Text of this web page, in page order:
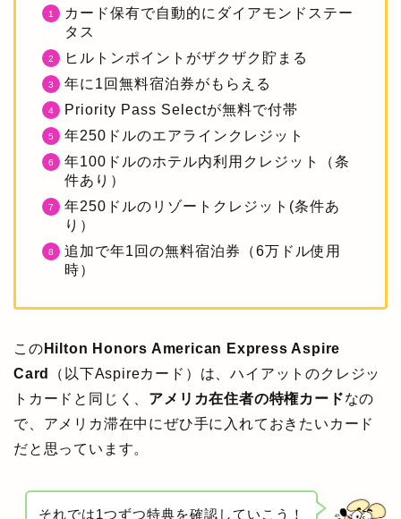
カード保有で自動的にダイアモンドステー
タス
ヒルトンポイントがザクザク貯まる
年に1回無料宿泊券がもらえる
Priority Pass Selectが無料で付帯
年250ドルのエアラインクレジット
年100ドルのホテル内利用クレジット（条
件あり）
年250ドルのリゾートクレジット(条件あ
り）
追加で年1回の無料宿泊券（6万ドル使用
時）
この Hilton Honors American Express Aspire
Card
（以下Aspireカード）は、ハイアットのクレジッ
トカードと同じく、 アメリカ在住者の特権カードなの
で、アメリカ滞在中にぜひ手に入れておきたいカード
だと思っています。
それでは1つずつ特典を確認していこう！